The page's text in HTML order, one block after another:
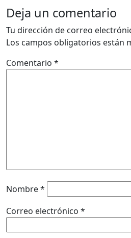
Deja un comentario
Tu dirección de correo
Los campos obligatorios están
Comentario *
Nombre*
Correo electrónico *